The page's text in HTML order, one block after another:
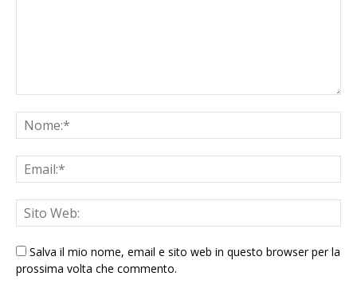
Salva il mio nome, email e sito web in questo browser per la
prossima volta che commento.